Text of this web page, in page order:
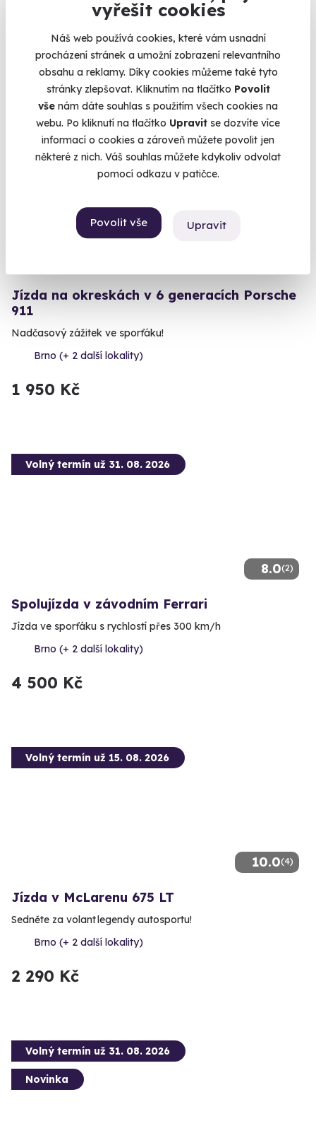
vyřešit cookies
Náš web používá cookies, které vám usnadní
procházení stránek a umožní zobrazení relevantního
obsahu a reklamy. Díky cookies můžeme také tyto
stránky zlepšovat. Kliknutím na tlačítko Povolit
vše nám dáte souhlas s použitím všech cookies na
webu. Po kliknutí na tlačítko Upravit se dozvíte více
informací o cookies a zároveň můžete povolit jen
některé z nich. Váš souhlas můžete kdykoliv odvolat
pomocí odkazu v patičce.
Povolit vše Upravit
Vyzkoušejte jeden z ročníků 1969-2019
Brno (+ 3 další lokality)
1 790 Kč
Volný termín už 23. 09. 2026
Jízda na okreskách v 6 generacích Porsche
911
Nadčasový zážitek ve sporťáku!
Brno (+ 2 další lokality)
1 950 Kč
8.0(2)
Volný termín už 31. 08. 2026
Spolujízda v závodním Ferrari
Jízda ve sporťáku s rychlostí přes 300 km/h
Brno (+ 2 další lokality)
4 500 Kč
10.0(4)
Volný termín už 15. 08. 2026
Jízda v McLarenu 675 LT
Sedněte za volant legendy autosportu!
Brno (+ 2 další lokality)
2 290 Kč
Volný termín už 31. 08. 2026
Novinka